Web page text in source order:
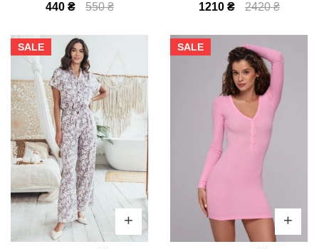
440 ₴
550 ₴
1210 ₴
2420 ₴
SALE SALE